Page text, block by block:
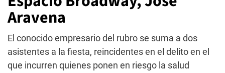
Aravena
El conocido empresario del rubro se suma a dos
asistentes a la fiesta, reincidentes en el delito en el
que incurren quienes ponen en riesgo la salud